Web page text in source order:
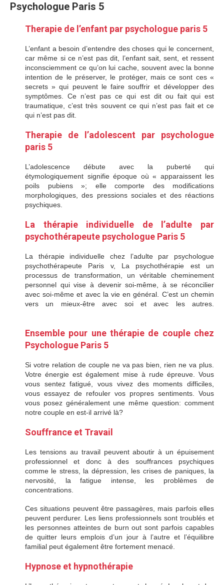
Psychologue Paris 5
Therapie de l’enfant par psychologue paris 5
L’enfant a besoin d’entendre des choses qui le concernent,
car même si ce n’est pas dit, l’enfant sait, sent, et ressent
inconsciemment ce qu’on lui cache, souvent avec la bonne
intention de le préserver, le protéger, mais ce sont ces «
secrets » qui peuvent le faire souffrir et développer des
symptômes. Ce n’est pas ce qui est dit ou fait qui est
traumatique, c’est très souvent ce qui n’est pas fait et ce
qui n’est pas dit.
Therapie de l’adolescent par psychologue
paris 5
L’adolescence débute avec la puberté qui
étymologiquement signifie époque où « apparaissent les
poils pubiens »; elle comporte des modifications
morphologiques, des pressions sociales et des réactions
psychiques.
La thérapie individuelle de l’adulte par
psychothérapeute psychologue Paris 5
La thérapie individuelle chez l’adulte par psychologue
psychothérapeute Paris v, La psychothérapie est un
processus de transformation, un véritable cheminement
personnel qui vise à devenir soi-même, à se réconcilier
avec soi-même et avec la vie en général. C’est un chemin
vers un mieux-être avec soi et avec les autres.
Ensemble pour une thérapie de couple chez
Psychologue Paris 5
Si votre relation de couple ne va pas bien, rien ne va plus.
Votre énergie est également mise à rude épreuve. Vous
vous sentez fatigué, vous vivez des moments difficiles,
vous essayez de refouler vos propres sentiments. Vous
vous posez généralement une même question: comment
notre couple en est-il arrivé là?
Souffrance et Travail
Les tensions au travail peuvent aboutir à un épuisement
professionnel et donc à des souffrances psychiques
comme le stress, la dépression, les crises de paniques, la
nervosité, la fatigue intense, les problèmes de
concentrations.
Ces situations peuvent être passagères, mais parfois elles
peuvent perdurer. Les liens professionnels sont troublés et
les personnes atteintes de burn out sont parfois capables
de quitter leurs emplois d’un jour à l’autre et l’équilibre
familial peut également être fortement menacé.
Hypnose et hypnothérapie